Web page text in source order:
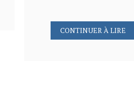
CONTINUER À LIRE